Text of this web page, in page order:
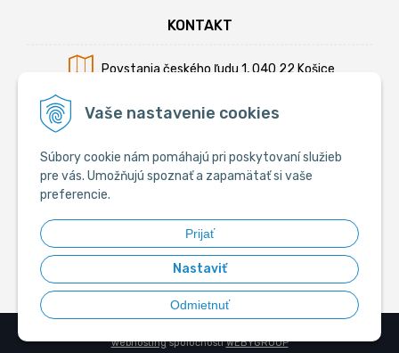
Vaše nastavenie cookies
Súbory cookie nám pomáhajú pri poskytovaní služieb
pre vás. Umožňujú spoznať a zapamätať si vaše
preferencie.
Prijať
Nastaviť
Odmietnuť
KONTAKT
Povstania českého ľudu 1, 040 22 Košice
Mobil:+421 902 794 355
E-mail:info@krmiva.sk
webhostingspoločnostiWEBYGROUP